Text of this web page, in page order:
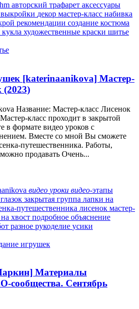
авторский трафарет аксессуары
выкройки декор мастер-класс набивка
рекомендации создание костюма
кукла художественные краски шитье
[katerinaanikova] Мастер-
(2023)
Название: Мастер-класс Лисенок
класс проходит в закрытой
в формате видео уроков с
Вместе со мной Вы сможете
путешественника. Работы,
продавать Очень...
видео уроки видео-этапы
закрытая группа лапки на
путешественника лисенок мастер-
хвост подробное объяснение
разное рукоделие усики
игрушек
Материалы
сообщества. Сентябрь